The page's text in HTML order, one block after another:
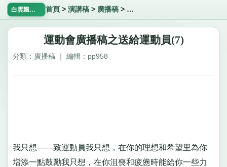
白雲飄飄網 首頁 >演講稿 > 廣播稿 > 運動會廣播稿之送給運動員(7)
運動會廣播稿之送給運動員(7)
分類：廣播稿 ｜ 編輯：pp958
我只想——致運動員我只想，在你的理想和希望里為你
增添一點鼓勵我只想，在你沮喪和疲憊時能給你一些力